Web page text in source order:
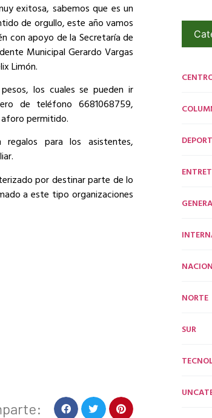
exitosa, sabemos que es un
de orgullo, este año vamos
con apoyo de la Secretaría de
Municipal Gerardo Vargas
Limón.
los cuales se pueden ir
de teléfono 6681068759,
permitido.
para los asistentes,
por destinar parte de lo
a este tipo organizaciones
NORTE
SUR